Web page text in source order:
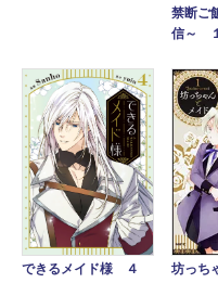
禁断ご
信～
できるメイド様 ４
坊っち